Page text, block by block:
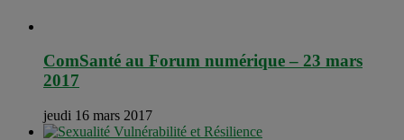
ComSanté au Forum numérique – 23 mars
2017
jeudi 16 mars 2017